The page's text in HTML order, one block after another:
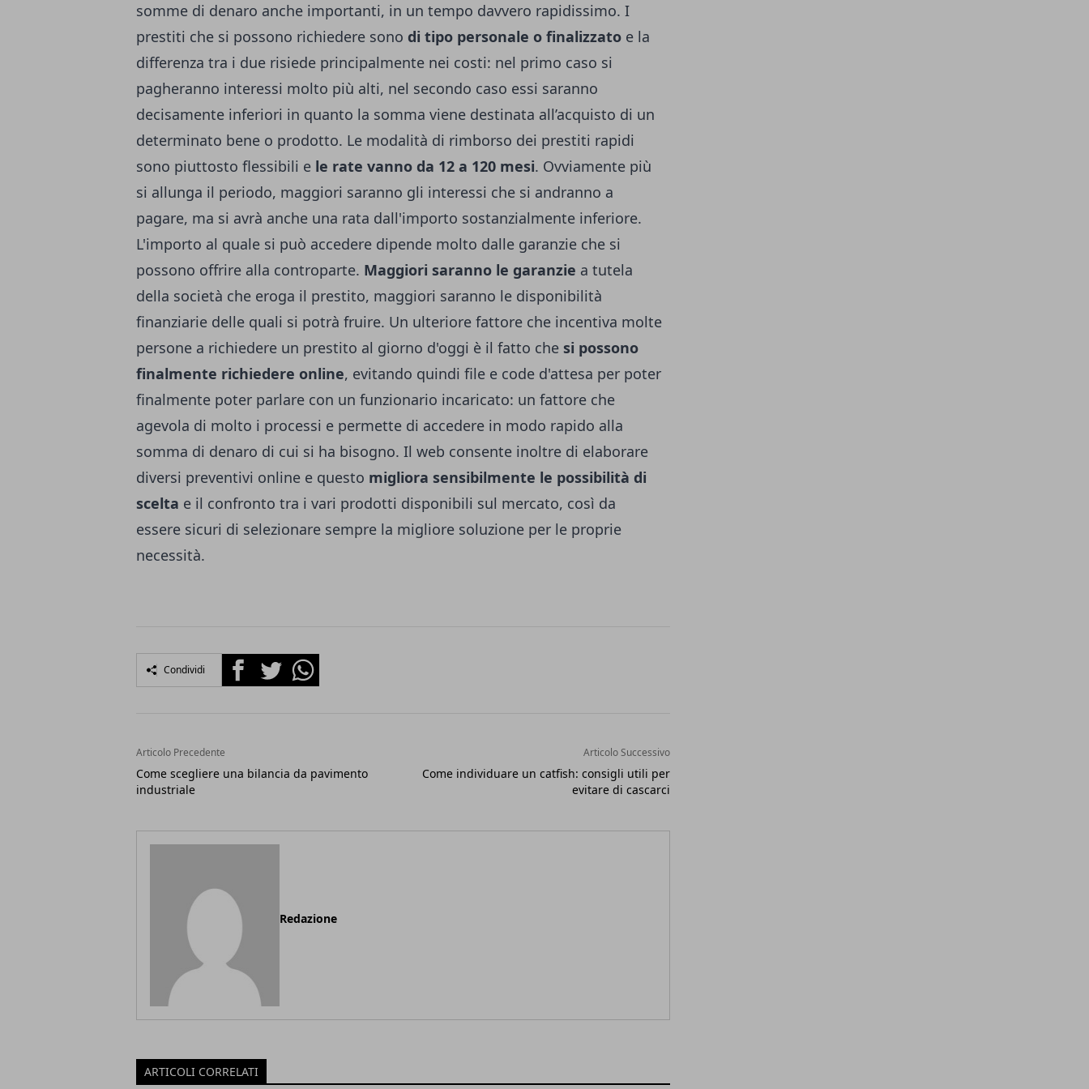
somme di denaro anche importanti, in un tempo davvero rapidissimo. I
prestiti che si possono richiedere sono di tipo personale o finalizzato e la
differenza tra i due risiede principalmente nei costi: nel primo caso si
pagheranno interessi molto più alti, nel secondo caso essi saranno
decisamente inferiori in quanto la somma viene destinata all’acquisto di un
determinato bene o prodotto. Le modalità di rimborso dei prestiti rapidi
sono piuttosto flessibili e le rate vanno da 12 a 120 mesi. Ovviamente più
si allunga il periodo, maggiori saranno gli interessi che si andranno a
pagare, ma si avrà anche una rata dall'importo sostanzialmente inferiore.
L'importo al quale si può accedere dipende molto dalle garanzie che si
possono offrire alla controparte. Maggiori saranno le garanzie a tutela
della società che eroga il prestito, maggiori saranno le disponibilità
finanziarie delle quali si potrà fruire. Un ulteriore fattore che incentiva molte
persone a richiedere un prestito al giorno d'oggi è il fatto che si possono
finalmente richiedere online, evitando quindi file e code d'attesa per poter
finalmente poter parlare con un funzionario incaricato: un fattore che
agevola di molto i processi e permette di accedere in modo rapido alla
somma di denaro di cui si ha bisogno. Il web consente inoltre di elaborare
diversi preventivi online e questo migliora sensibilmente le possibilità di
scelta e il confronto tra i vari prodotti disponibili sul mercato, così da
essere sicuri di selezionare sempre la migliore soluzione per le proprie
necessità.
Condividi FacebookTwitterWhatsapp
Articolo Precedente
Come scegliere una bilancia da pavimento
industriale
Articolo Successivo
Come individuare un catfish: consigli utili per
evitare di cascarci
Redazione
ARTICOLI CORRELATI